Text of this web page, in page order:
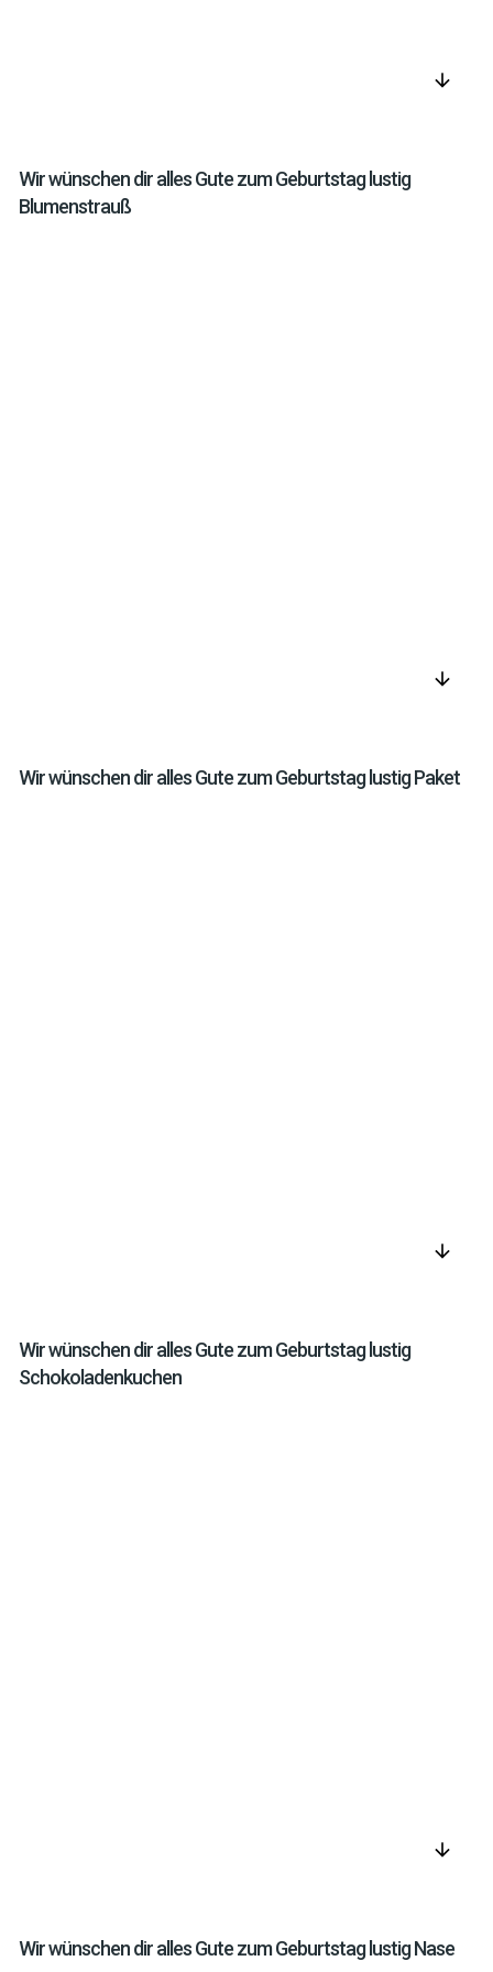
arrow_downward
Wir wünschen dir alles Gute zum Geburtstag lustig
Blumenstrauß
arrow_downward
Wir wünschen dir alles Gute zum Geburtstag lustig Paket
arrow_downward
Wir wünschen dir alles Gute zum Geburtstag lustig
Schokoladenkuchen
arrow_downward
Wir wünschen dir alles Gute zum Geburtstag lustig Nase